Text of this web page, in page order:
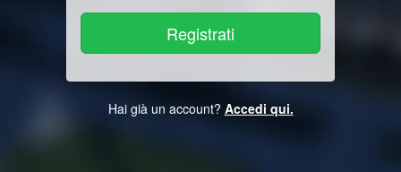
Hai già un account? Accedi qui.